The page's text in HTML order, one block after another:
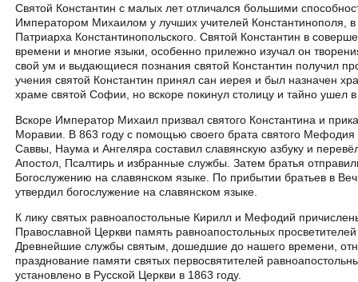
Святой Константин с малых лет отличался большими
Императором Михаилом у лучших учителей Константинополя,
Патриарха Константинопольского. Святой Константин в
времени и многие языки, особенно прилежно изучал он
свой ум и выдающиеся познания святой Константин получил
учения святой Константин принял сан иерея и был назначен
храме святой Софии, но вскоре покинул столицу и тайно ушел
Вскоре Император Михаил призвал святого Константина и
Моравии. В 863 году с помощью своего брата святого Мефодия
Саввы, Наума и Ангеляра составил славянскую азбуку и
Апостол, Псалтирь и избранные службы. Затем братья
Богослужению на славянском языке. По прибытии братьев в
утвердил богослужение на славянском языке.
К лику святых равноапостольные Кирилл и Мефодий
Православной Церкви память равноапостольных просветителей
Древнейшие службы святым, дошедшие до нашего времени,
празднование памяти святых первосвятителей
установлено в Русской Церкви в 1863 году.